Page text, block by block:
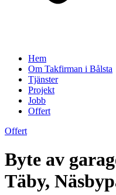
Hem
Om Takfirman i Bålsta
Tjänster
Projekt
Jobb
Offert
Offert
Byte av
Täby,